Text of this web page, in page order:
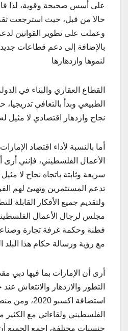
على أسس صحيحة وقوية، لذا
حالا من قبل، حيث استرجعت ثقة
وعملت على تطوير القوانين
بالإضافة إلى دعم قطاعات جديدة
لنموها وازدهارها
القطاع العقاري والبناء في
الطبيعي وبدأ بالتعافي
نجاح وازدهار اقتصادي لا مثيل
أما بالنسبة لأداء اقتصاد
الأعمال الفلسطيني، فإنني
سريعة وثابتة باتجاه نجاح لا
تدعم المستثمرين وتهيئ لهم
ولتقديم جميع الأفكار القابلة
مجلس لرجال الأعمال
فطنة وحكمة غرفة تجارة
مع رؤية ورسالة حكام هذا البلد
التطور والازدهار والانتعاش
استضافة اكسبو
الفلسطيني ولقاءاتي مع
جنسيات مختلفة، اجمع الجميع